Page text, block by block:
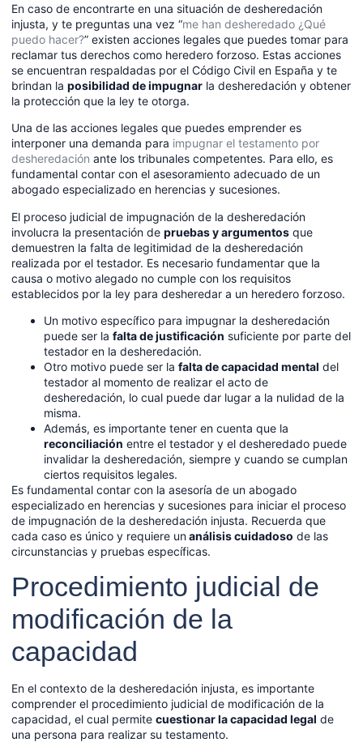
En caso de encontrarte en una situación de desheredación
injusta, y te preguntas una vez “me han desheredado ¿Qué
puedo hacer?” existen acciones legales que puedes tomar para
reclamar tus derechos como heredero forzoso. Estas acciones
se encuentran respaldadas por el Código Civil en España y te
brindan la posibilidad de impugnar la desheredación y obtener
la protección que la ley te otorga.
Una de las acciones legales que puedes emprender es
interponer una demanda para impugnar el testamento por
desheredación ante los tribunales competentes. Para ello, es
fundamental contar con el asesoramiento adecuado de un
abogado especializado en herencias y sucesiones.
El proceso judicial de impugnación de la desheredación
involucra la presentación de pruebas y argumentos que
demuestren la falta de legitimidad de la desheredación
realizada por el testador. Es necesario fundamentar que la
causa o motivo alegado no cumple con los requisitos
establecidos por la ley para desheredar a un heredero forzoso.
Un motivo específico para impugnar la desheredación
puede ser la falta de justificación suficiente por parte del
testador en la desheredación.
Otro motivo puede ser la falta de capacidad mental del
testador al momento de realizar el acto de
desheredación, lo cual puede dar lugar a la nulidad de la
misma.
Además, es importante tener en cuenta que la
reconciliación entre el testador y el desheredado puede
invalidar la desheredación, siempre y cuando se cumplan
ciertos requisitos legales.
Es fundamental contar con la asesoría de un abogado
especializado en herencias y sucesiones para iniciar el proceso
de impugnación de la desheredación injusta. Recuerda que
cada caso es único y requiere unanálisis cuidadoso de las
circunstancias y pruebas específicas.
Procedimiento judicial de
modificación de la
capacidad
En el contexto de la desheredación injusta, es importante
comprender el procedimiento judicial de modificación de la
capacidad, el cual permite cuestionar la capacidad legal de
una persona para realizar su testamento.